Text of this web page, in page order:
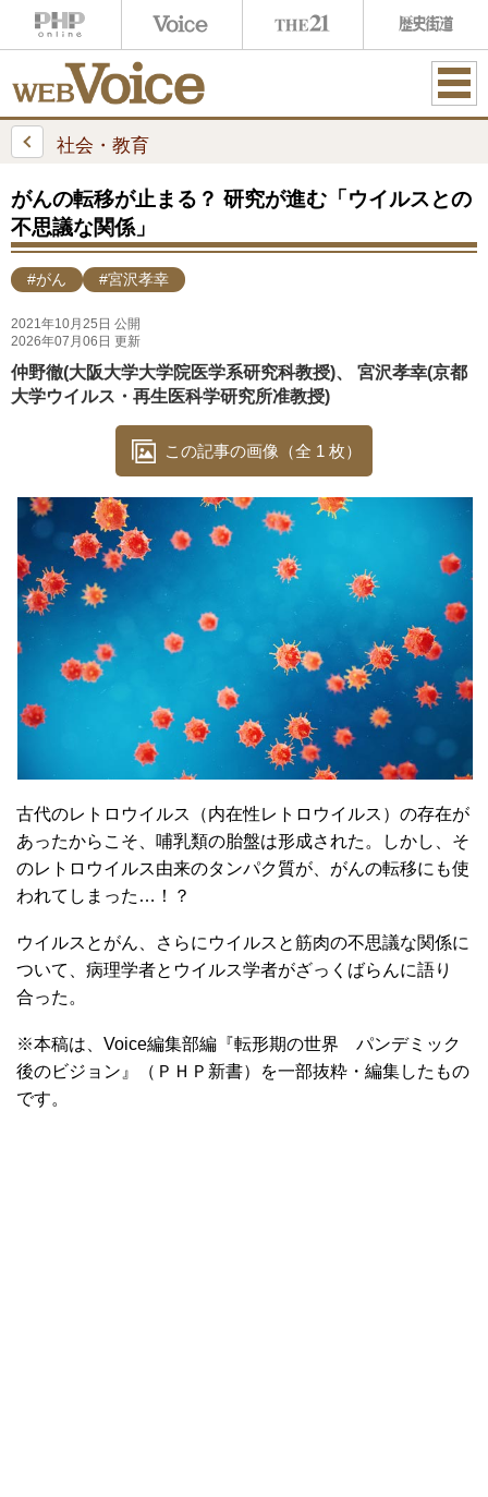
ME
社会・教育
がんの転移が止まる？ 研究が進む「ウイルスとの
不思議な関係」
#がん #宮沢孝幸
2021年10月25日 公開
2026年07月06日 更新
仲野徹(大阪大学大学院医学系研究科教授)、 宮沢孝幸(京都
大学ウイルス・再生医科学研究所准教授)
この記事の画像（全 1 枚）
古代のレトロウイルス（内在性レトロウイルス）の存在が
あったからこそ、哺乳類の胎盤は形成された。しかし、そ
のレトロウイルス由来のタンパク質が、がんの転移にも使
われてしまった…！？
ウイルスとがん、さらにウイルスと筋肉の不思議な関係に
ついて、病理学者とウイルス学者がざっくばらんに語り
合った。
※本稿は、Voice編集部編『転形期の世界 パンデミック
後のビジョン』（ＰＨＰ新書）を一部抜粋・編集したもの
です。